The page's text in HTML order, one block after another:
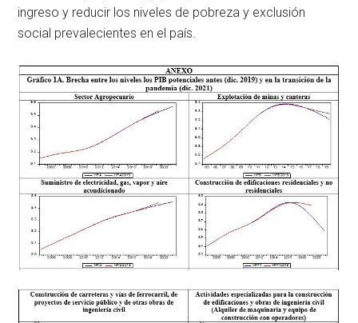
ingreso y reducir los niveles de pobreza y exclusión
social prevalecientes en el país.